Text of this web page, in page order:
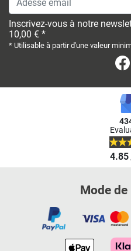
Inscrivez-vous à notre
10,00 € *
* Utilisable à partir d'une valeur
4.85
Mode